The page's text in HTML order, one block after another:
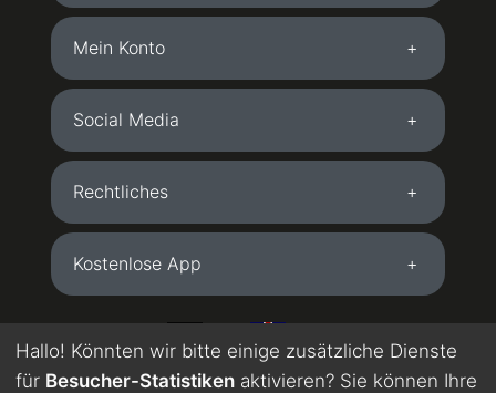
Mein Konto
Social Media
Rechtliches
Kostenlose App
Hallo! Könnten wir bitte einige zusätzliche Dienste
für Besucher-Statistiken aktivieren? Sie können Ihre